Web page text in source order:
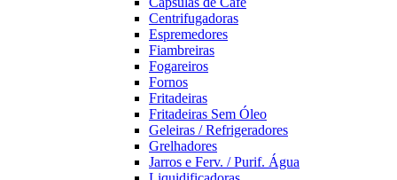
Centrifugadoras
Espremedores
Fiambreiras
Fogareiros
Fornos
Fritadeiras
Fritadeiras Sem Óleo
Geleiras / Refrigeradores
Grelhadores
Jarros e Ferv. / Purif. Água